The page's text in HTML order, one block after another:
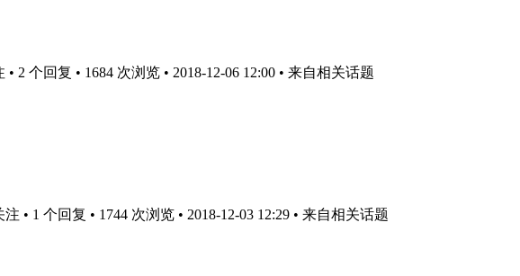
2 个回复 • 1684 次浏览 • 2018-12-06 12:00 • 来自相关话题
• 1 个回复 • 1744 次浏览 • 2018-12-03 12:29 • 来自相关话题